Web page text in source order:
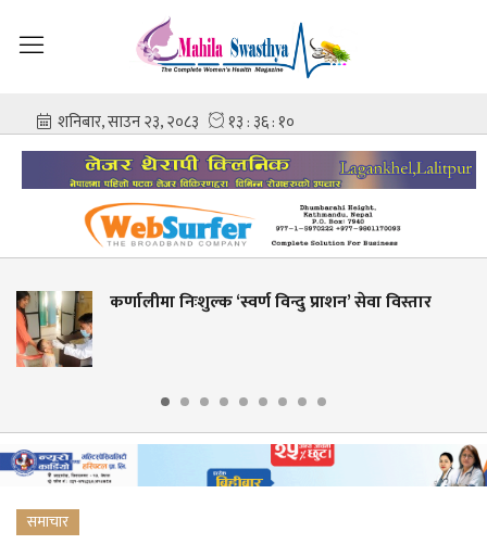
‘स्वर्ण विन्दु प्राशन’ सेवा विस्तार
शहीद गंगालाल
समाचार